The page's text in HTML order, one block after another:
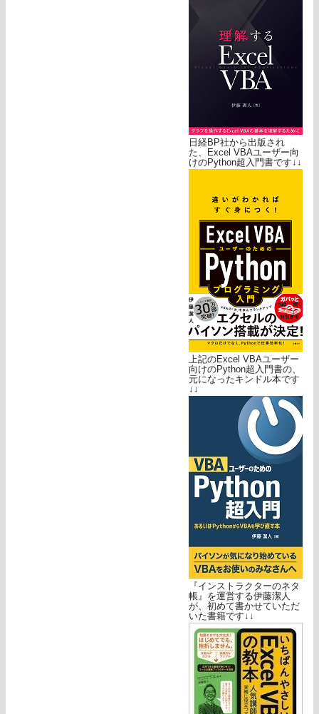
日経BP社から出版され
た、Excel VBAユーザー向
けのPython超入門書です↓↓
上記のExcel VBAユーザー
向けのPython超入門書の、
元になったキンドル本です
↓↓
『インストラクターのネタ
帳』を運営する伊藤潔人
が、初めて書かせていただ
いた書籍です↓↓